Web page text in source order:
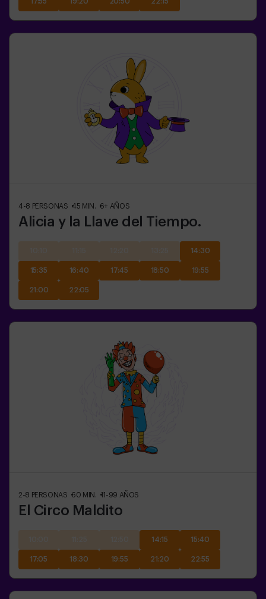
4-8 PERSONAS 45 MIN. 6+ AÑOS
Alicia y la Llave del Tiempo.
14:30
15:35 16:40 17:45 18:50 19:55
21:00 22:05
2-8 PERSONAS 60 MIN. 11-99 AÑOS
El Circo Maldito
14:15 15:40
17:05 18:30 19:55 21:20 22:55